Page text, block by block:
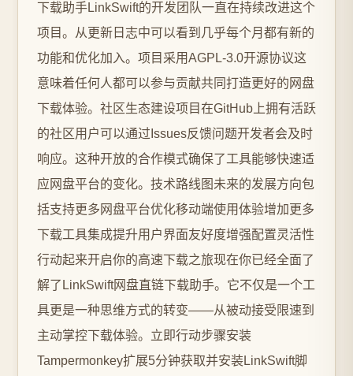
下载助手LinkSwift的开发团队一直在持续改进这个
项目。从更新日志中可以看到几乎每个月都有新的
功能和优化加入。项目采用AGPL-3.0开源协议这
意味着任何人都可以参与贡献共同打造更好的网盘
下载体验。社区生态建设项目在GitHub上拥有活跃
的社区用户可以通过Issues反馈问题开发者会及时
响应。这种开放的合作模式确保了工具能够快速适
应网盘平台的变化。技术路线图未来的发展方向包
括支持更多网盘平台优化移动端使用体验增加更多
下载工具集成提升用户界面友好度增强配置灵活性
行动起来开启你的高速下载之旅现在你已经全面了
解了LinkSwift网盘直链下载助手。它不仅是一个工
具更是一种思维方式的转变——从被动接受限速到
主动掌控下载体验。立即行动步骤安装
Tampermonkey扩展5分钟获取并安装LinkSwift脚